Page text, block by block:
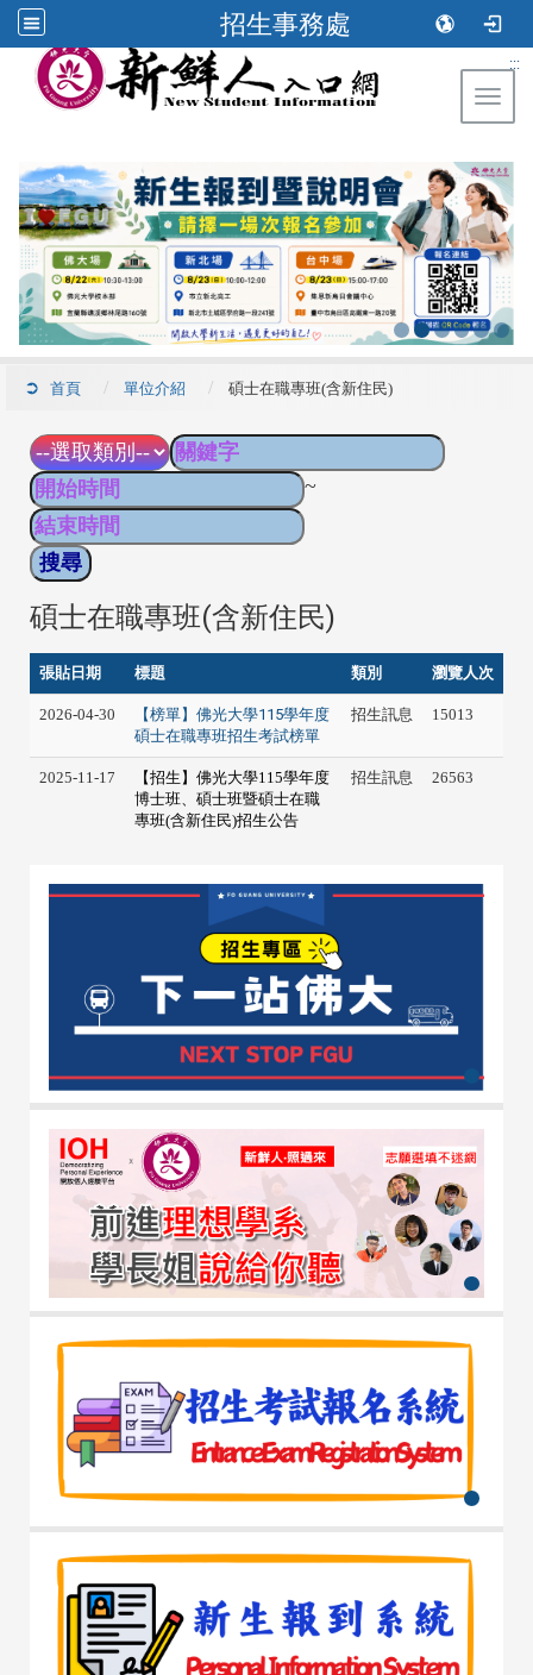
招生事務處
:::
首頁 單位介紹 碩士在職專班(含新住民)
~
碩士在職專班(含新住民)
張貼日期 標題 類別 瀏覽人次
2026-04-30
【榜單】佛光大學115學年度
碩士在職專班招生考試榜單
招生訊息 15013
2025-11-17
【招生】佛光大學115學年度
博士班、碩士班暨碩士在職
專班(含新住民)招生公告
招生訊息 26563